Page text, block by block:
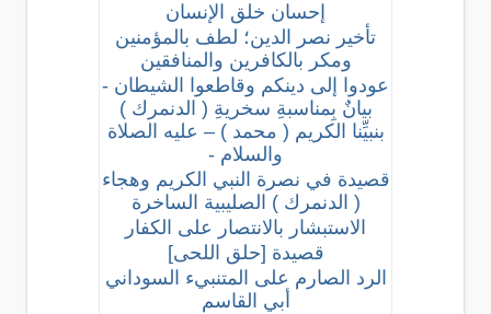
إحسان خلق الإنسان
تأخير نصر الدين؛ لطف بالمؤمنين
ومكر بالكافرين والمنافقين
عودوا إلى دينكم وقاطعوا الشيطان -
بيانٌ بِمناسبةِ سخريةِ ( الدنمرك )
بنبيِّنا الكريم ( محمد ) – عليه الصلاة
والسلام -
قصيدة في نصرة النبي الكريم وهجاء
( الدنمرك ) الصليبية الساخرة
الاستبشار بالانتصار على الكفار
قصيدة [حلق اللحى]
الرد الصارم على المتنبيء السوداني
أبي القاسم